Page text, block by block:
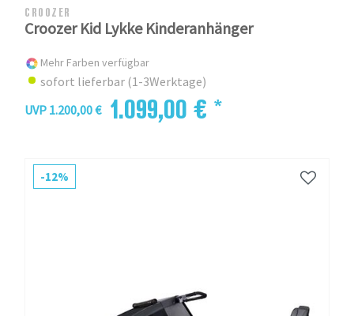
CROOZER
Croozer Kid Lykke Kinderanhänger
Mehr Farben verfügbar
sofort lieferbar (1-3Werktage)
UVP 1.200,00 € 1.099,00 € *
-12%